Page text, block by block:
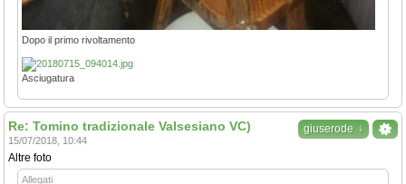
Dopo il primo rivoltamento
Asciugatura
giuserode ↓
Re: Tomino tradizionale Valsesiano VC)
15/07/2018, 10:44
Altre foto
Allegati